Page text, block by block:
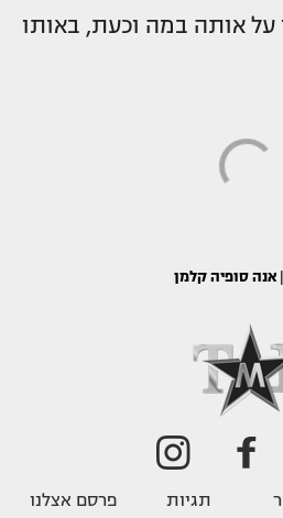
אותה במה וכעת, באותו
אנה סופיה קלמן
תגיות פרסם אצלנו